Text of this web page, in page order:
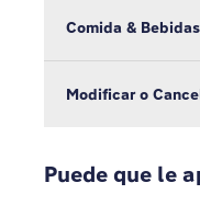
Comida & Bebidas
Modificar o
Puede que le